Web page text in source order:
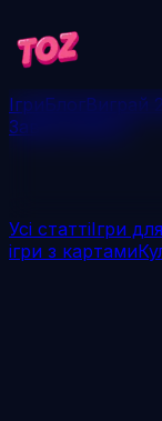
ІгриБлогВиграй
Завантажити
Усі статтіІгри
ігри з картами